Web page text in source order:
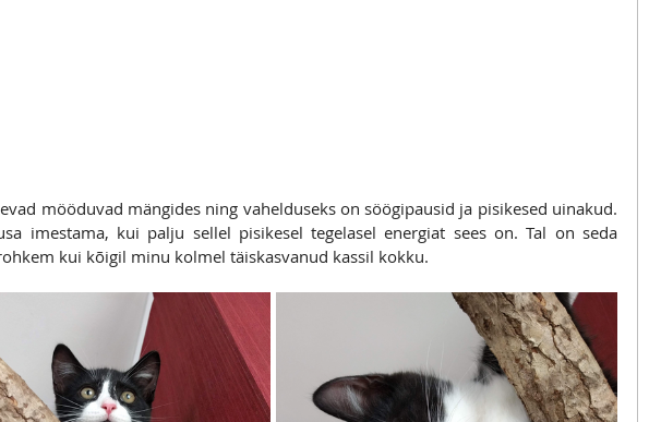
mööduvad mängides ning vahelduseks on söögipausid ja pisikesed uinakud.
imestama, kui palju sellel pisikesel tegelasel energiat sees on. Tal on seda
kui kõigil minu kolmel täiskasvanud kassil kokku.